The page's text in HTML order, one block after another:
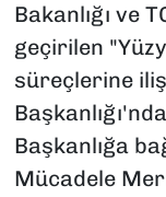
Bakanlığı ve
geçirilen
süreçlerine
Başkanlığa
Mücadele